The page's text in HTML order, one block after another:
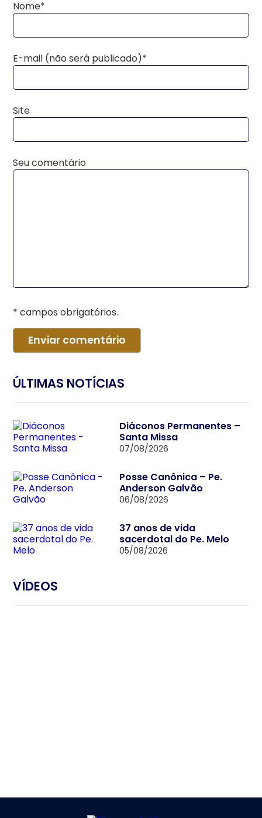
Nome*
E-mail (não será publicado)*
Site
Seu comentário
* campos obrigatórios.
ÚLTIMAS NOTÍCIAS
Diáconos Permanentes –
Santa Missa
07/08/2026
Posse Canônica – Pe.
Anderson Galvão
06/08/2026
37 anos de vida
sacerdotal do Pe. Melo
05/08/2026
VÍDEOS